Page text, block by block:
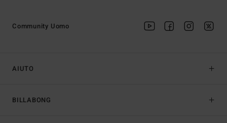
AIUTO
BILLABONG
Community Uomo